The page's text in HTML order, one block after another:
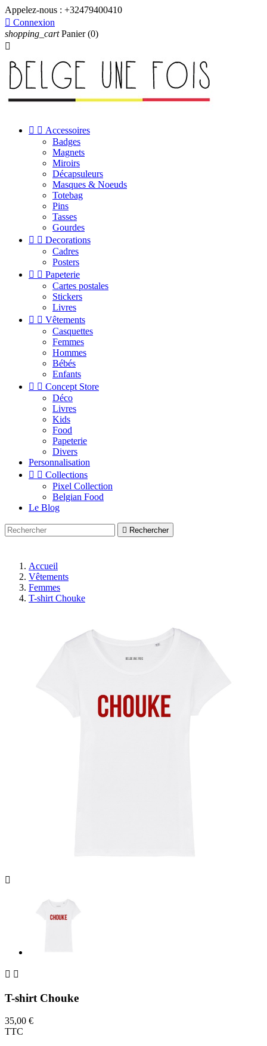
Appelez-nous : +32479400410
 Connexion
shopping_cart Panier (0)

  Accessoires
Badges
Magnets
Miroirs
Décapsuleurs
Masques & Noeuds
Totebag
Pins
Tasses
Gourdes
  Decorations
Cadres
Posters
  Papeterie
Cartes postales
Stickers
Livres
  Vêtements
Casquettes
Femmes
Hommes
Bébés
Enfants
  Concept Store
Déco
Livres
Kids
Food
Papeterie
Divers
Personnalisation
  Collections
Pixel Collection
Belgian Food
Le Blog
 Rechercher
Accueil
Vêtements
Femmes
T-shirt Chouke

 
T-shirt Chouke
35,00 €
TTC